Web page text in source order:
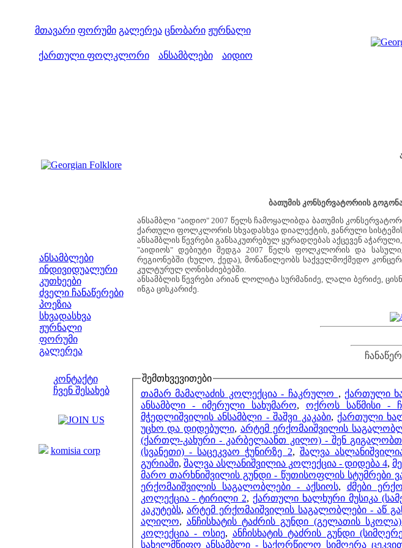
მთავარი ფორუმი გალერეა ცნობარი ჟურნალი
ქართული ფოლკლორი ანსამბლები აიდიო
ანსამბლები
ინდივიდუალური
კუთხეები
ძველი ჩანაწერები
პოეზია
სხვადასხვა
ჟურნალი
ფორუმი
გალერეა
კონტაქტი
ჩვენ შესახებ
komisia corp
ბათუმის კონსერვატორიის
ანსამბლი "აიდიო" 2007 წელს ჩამოყალიბდა ბათუმის
ქართული ფოლკლორის სხვადასხვა დიალექტის, ჟანრული სისტემის
ანსამბლის წევრები განსაკუთრებულ ყურადღებას აქცევენ
"აიდიოს" დებიუტი შედგა 2007 წელს ფოლკლორის და
რეგიონებში (ხულო, ქედა), მონაწილეობს საქველმოქმედო
კულტურულ ღონისძიებებში.
ანსამბლის წევრები არიან ლოლიტა სურმანიძე, ლალი ბერიძე,
ინგა ცისკარიძე.
შემთხვევითები
თამარ მამალაძის კოლექცია - ჩაკრულო , ქართული
ანსამბლი - იმერული სახუმარო, ოქროს საწმისი -
მჭედლიშვილის ანსამბლი - შაშვი კაკაბი, ქართული
უცხო და დიდებული, არტემ ერქომაიშვილის
(ქართლ-კახური - კარბელაანთ კილო) - შენ გიგალობთ
(სვანეთი) - საცეკვაო ჭუნირზე 2, შალვა
გურიაში, შალვა ასლანიშვილია კოლექცია - დიდება 4,
მარო თარხნიშვილის გუნდი - წუთისოფლის სტუმრები
ერქომაიშვილის საგალობლები - აქსიოს, ძმები
კოლექცია - ტირილი 2, ქართული ხალხური მუსიკა
კაკუტებს, არტემ ერქომაიშვილის საგალობლები - აწ
ალილო, ანჩისხატის ტაძრის გუნდი (გელათის
კოლექცია - ოსიე, ანჩისხატის ტაძრის გუნდი
სახელმწიფო ანსამბლი - საქორწილო სიმღერა